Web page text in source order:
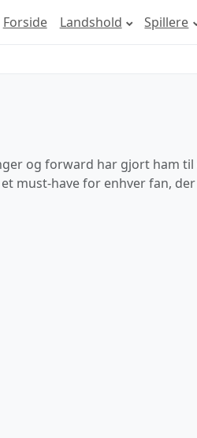
Forside Landshold Spillere
og forward har gjort ham til
must-have for enhver fan,